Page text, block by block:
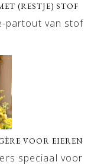
(RESTJE) STOF
partout van stof
VOOR EIEREN
speciaal voor